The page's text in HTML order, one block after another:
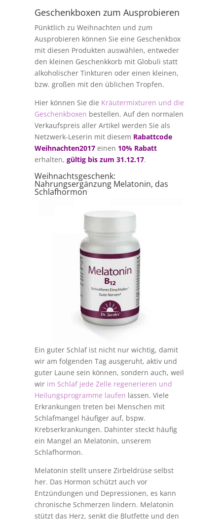
Geschenkboxen zum Ausprobieren
Pünktlich zu Weihnachten und zum
Ausprobieren können Sie eine Geschenkbox
mit diesen Produkten auswählen, entweder
den kleinen Geschenkkorb mit Globuli statt
alkoholischer Tinkturen oder einen kleinen,
bzw. großen mit den üblichen Tropfen.
Hier können Sie die Kräutermixturen und die
Geschenkboxen bestellen. Auf den normalen
Verkaufspreis aller Artikel werden Sie als
Netzwerk-Leserin mit diesem Rabattcode
Weihnachten2017einen 10% Rabatt
erhalten, gültig bis zum 31.12.17.
Weihnachtsgeschenk:
Nahrungsergänzung Melatonin, das
Schlafhormon
Ein guter Schlaf ist nicht nur wichtig, damit
wir am folgenden Tag ausgeruht, aktiv und
guter Laune sein können, sondern auch, weil
wirim Schlaf jede Zelle regenerieren und
Heilungsprogramme laufen lassen. Viele
Erkrankungen treten bei Menschen mit
Schlafmangel häufiger auf, bspw.
Krebserkrankungen. Dahinter steckt häufig
ein Mangel an Melatonin, unserem
Schlafhormon.
Melatonin stellt unsere Zirbeldrüse selbst
her. Das Hormon schützt auch vor
Entzündungen und Depressionen, es kann
chronische Schmerzen lindern. Melatonin
stützt das Herz, senkt die Blutfette und den